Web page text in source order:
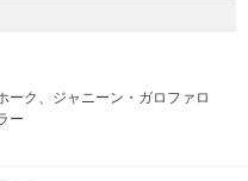
ーク、ジャニーン・ガロファロ
ー